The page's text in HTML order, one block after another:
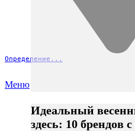
Определение...
Меню
Идеальный
здесь: 10 брендов